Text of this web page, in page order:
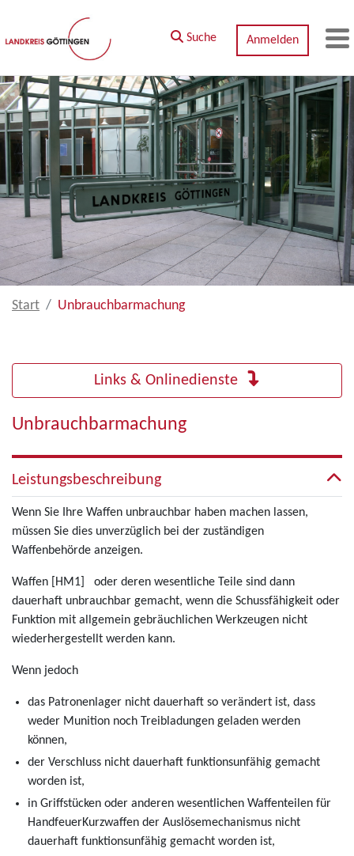
Zum Hauptinhalt springen
Suche
Anmelden
Start Unbrauchbarmachung
Links & Onlinedienste
Unbrauchbarmachung
Leistungsbeschreibung
Wenn Sie Ihre Waffen unbrauchbar haben machen lassen,
müssen Sie dies unverzüglich bei der zuständigen
Waffenbehörde anzeigen.
Waffen [HM1] oder deren wesentliche Teile sind dann
dauerhaft unbrauchbar gemacht, wenn die Schussfähigkeit oder
Funktion mit allgemein gebräuchlichen Werkzeugen nicht
wiederhergestellt werden kann.
Wenn jedoch
das Patronenlager nicht dauerhaft so verändert ist, dass
weder Munition noch Treibladungen geladen werden
können,
der Verschluss nicht dauerhaft funktionsunfähig gemacht
worden ist,
in Griffstücken oder anderen wesentlichen Waffenteilen für
HandfeuerKurzwaffen der Auslösemechanismus nicht
dauerhaft funktionsunfähig gemacht worden ist,